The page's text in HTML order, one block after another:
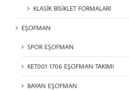
KLASİK BİSİKLET FORMALARI
EŞOFMAN
SPOR EŞOFMAN
KET001 1706 EŞOFMAN TAKIMI
BAYAN EŞOFMAN